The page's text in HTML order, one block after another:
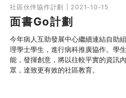
社區伙伴協作計劃 | 2021-10-15
面書Go計劃
今年病人互助發展中心繼續連結自助
理學士學生，進行病科推廣協作。學
能，發揮創意，將以往較平實的資訊
眾，達致更有效的社區教育。